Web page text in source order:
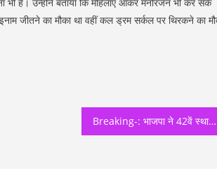
जीतने का मौका था वहीं कल ड्रम सर्कल पर थिरकने का
Breaking-: भाजपा ने 42वें स्थापना दिवस के अवसर पर दिव्यांगजन सहायता शिविर का किया आयोजन किया , गणेश जोशी ने बाँटे व्हीलचेयर और ट्राई साईकिल !